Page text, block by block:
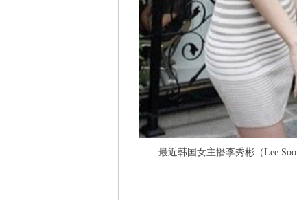
最近韩国女主播李秀彬（Lee Soo